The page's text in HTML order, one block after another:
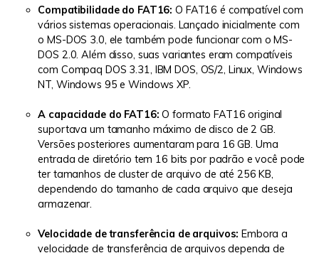
Compatibilidade do FAT16: O FAT16 é compatível com
vários sistemas operacionais. Lançado inicialmente com
o MS-DOS 3.0, ele também pode funcionar com o MS-
DOS 2.0. Além disso, suas variantes eram compatíveis
com Compaq DOS 3.31, IBM DOS, OS/2, Linux, Windows
NT, Windows 95 e Windows XP.
A capacidade do FAT16: O formato FAT16 original
suportava um tamanho máximo de disco de 2 GB.
Versões posteriores aumentaram para 16 GB. Uma
entrada de diretório tem 16 bits por padrão e você pode
ter tamanhos de cluster de arquivo de até 256 KB,
dependendo do tamanho de cada arquivo que deseja
armazenar.
Velocidade de transferência de arquivos: Embora a
velocidade de transferência de arquivos dependa de